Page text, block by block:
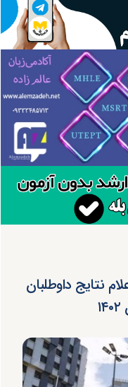
نتایج داوطلبان